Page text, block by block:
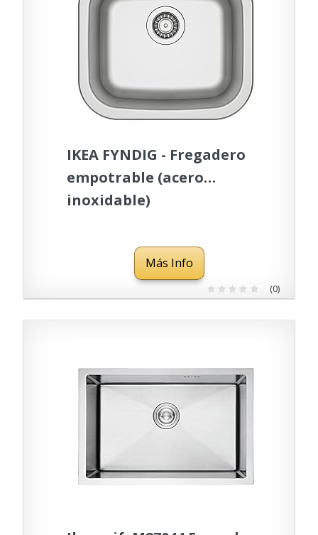
IKEA FYNDIG - Fregadero
empotrable (acero
inoxidable)
Más Info
(0)